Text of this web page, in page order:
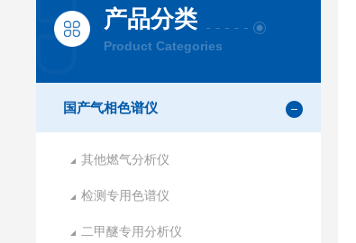
产品分类
Product Categories
国产气相色谱仪
其他燃气分析仪
检测专用色谱仪
二甲醚专用分析仪